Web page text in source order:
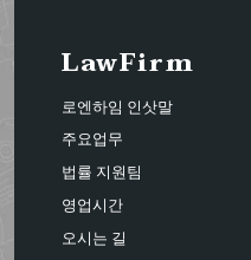
LawFirm
로엔하임 인삿말
주요업무
법률 지원팀
영업시간
오시는 길